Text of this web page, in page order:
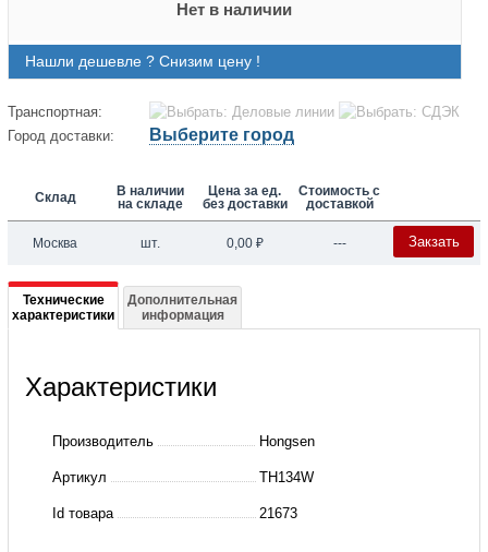
Нет в наличии
Нашли дешевле ? Снизим цену !
Транспортная:
Город доставки:
Выберите город
Склад
В наличии
на складе
Цена за ед.
без доставки
Стоимость с
доставкой
Москва шт. 0,00 ₽ --- Закзать
Подробная
информация
ТРВ,
TH134W
Hongsen
Технические
характеристики
Дополнительная
информация
Характеристики
Производитель Hongsen
Артикул TH134W
Id товара 21673